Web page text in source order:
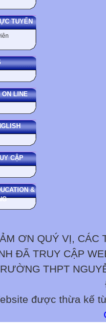
TUYẾN
ON LINE
CẬP
&
ƠN QUÝ VỊ, CÁC
ĐÃ TRUY CẬP
THPT
được thừa kế